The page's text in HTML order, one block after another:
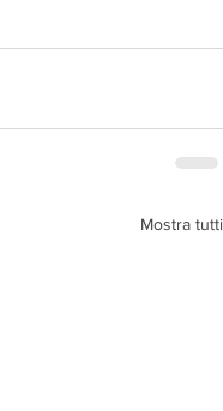
Mostra tutti